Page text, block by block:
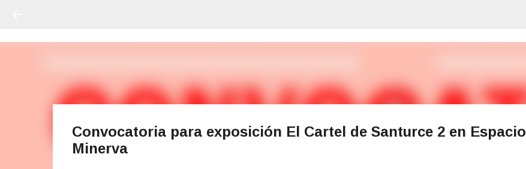
Convocatoria para exposición El Cartel de Santurce 2 en Espacio
Minerva